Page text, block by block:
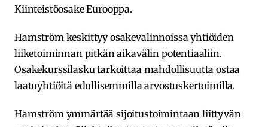
Kiinteistöosake Eurooppa.
Hamström keskittyy osakevalinnoissa yhtiöiden
liiketoiminnan pitkän aikavälin potentiaaliin.
Osakekurssilasku tarkoittaa mahdollisuutta ostaa
laatuyhtiöitä edullisemmilla arvostuskertoimilla.
Hamström ymmärtää sijoitustoimintaan liittyvän